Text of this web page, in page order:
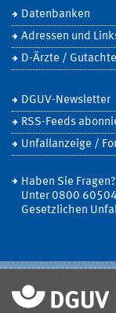
Datenbanken
Adressen und
D-Ärzte /
DGUV-Newsletter
RSS-Feeds
Unfallanzeige /
Haben Sie Fragen?
Unter 0800
Gesetzlichen